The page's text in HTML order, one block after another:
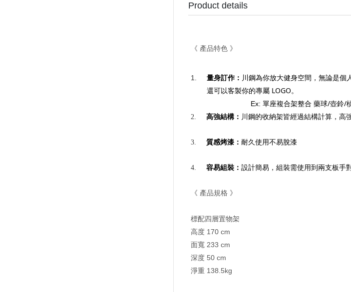
Product details
《 產品特色 》
1. 量身訂作： 川鋼為你放大健身空間，無論是個
還可以客製你的專屬 LOGO。
Ex: 單座複合架整合 藥球/壺鈴/
2. 高強結構： 川鋼的收納架皆經過結構計算，高
3. 質感烤漆： 耐久使用不易脫漆
4. 容易組裝： 設計簡易，組裝需使用到兩支板手
《 產品規格 》
標配四層置物架
高度 170 cm
面寬 233 cm
深度 50 cm
淨重 138.5kg